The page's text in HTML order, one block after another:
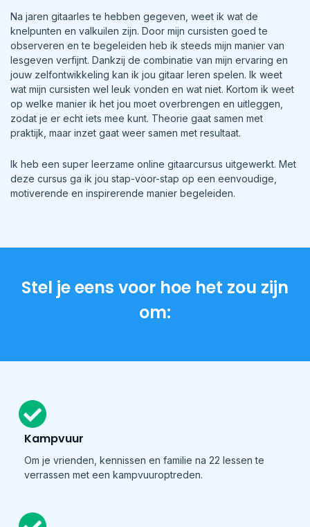
Na jaren gitaarles te hebben gegeven, weet ik wat de
knelpunten en valkuilen zijn. Door mijn cursisten goed te
observeren en te begeleiden heb ik steeds mijn manier van
lesgeven verfijnt. Dankzij de combinatie van mijn ervaring en
jouw zelfontwikkeling kan ik jou gitaar leren spelen. Ik weet
wat mijn cursisten wel leuk vonden en wat niet. Kortom ik weet
op welke manier ik het jou moet overbrengen en uitleggen,
zodat je er echt iets mee kunt. Theorie gaat samen met
praktijk, maar inzet gaat weer samen met resultaat.
Ik heb een super leerzame online gitaarcursus uitgewerkt. Met
deze cursus ga ik jou stap-voor-stap op een eenvoudige,
motiverende en inspirerende manier begeleiden.
Stel je eens voor hoe het zou zijn
om:
Kampvuur
Om je vrienden, kennissen en familie na 22 lessen te
verrassen met een kampvuuroptreden.